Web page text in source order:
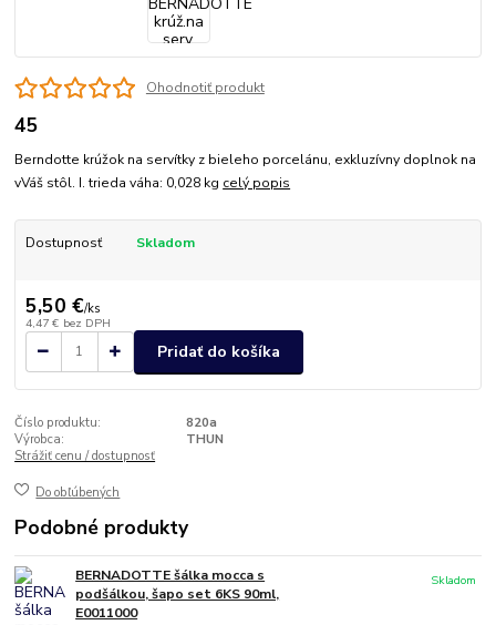
Ohodnotiť produkt
45
Berndotte krúžok na servítky z bieleho porcelánu, exkluzívny doplnok na
vVáš stôl. I. trieda váha: 0,028 kg celý popis
Dostupnosť Skladom
5,50 €/ks
4,47 € bez DPH
Pridať do košíka
Číslo produktu:
820a
Výrobca:
THUN
Strážiť cenu / dostupnosť
Do obľúbených
Podobné produkty
BERNADOTTE šálka mocca s
podšálkou, šapo set 6KS 90ml,
E0011000
Skladom